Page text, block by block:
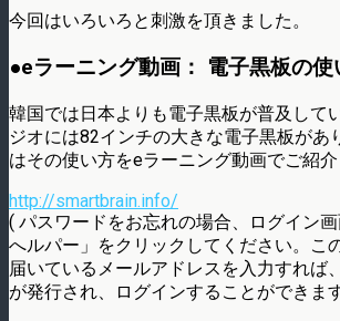
今回はいろいろと刺激を頂きました。
●eラーニング動画： 電子黒板の使
韓国では日本よりも電子黒板が普及して
ジオには82インチの大きな電子黒板があ
はその使い方をeラーニング動画でご紹介
http://smartbrain.info/
( パスワードをお忘れの場合、ログイン
へルパー」をクリックしてください。こ
届いているメールアドレスを入力すれば
が発行され、ログインすることができま